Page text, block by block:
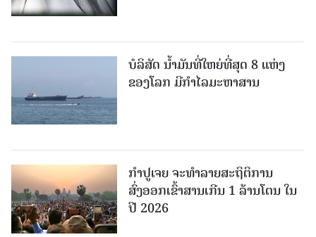
ບໍລິສັດ ນ້ຳມັນທີ່ໃຫຍ່ທີ່ສຸດ 8 ແຫ່ງ
ຂອງໂລກ ມີກຳໄລມະຫາສານ
ກຳປູເຈຍ ຈະທຳລາຍສະຖິຕິການ
ສົ່ງອອກເຂົ້າສານເກີນ 1 ລ້ານໂຕນ ໃນ
ປີ 2026